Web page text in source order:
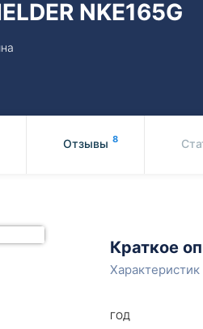
NKE165G
Отзывы 8
Краткое
ГОД